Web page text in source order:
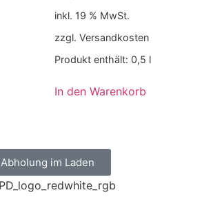
inkl. 19 % MwSt.
zzgl. Versandkosten
Produkt enthält: 0,5 l
In den Warenkorb
Abholung im Laden